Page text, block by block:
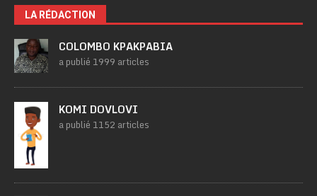
LA RÉDACTION
COLOMBO KPAKPABIA
a publié 1999 articles
KOMI DOVLOVI
a publié 1152 articles